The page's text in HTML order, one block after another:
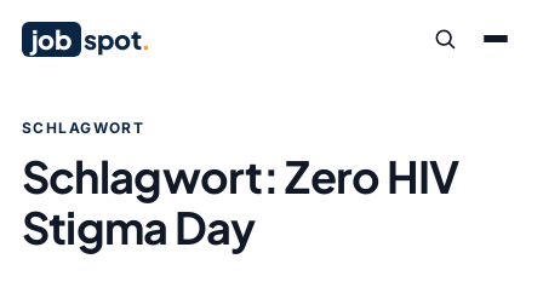
job spot.
SCHLAGWORT
Schlagwort:Zero HIV
Stigma Day